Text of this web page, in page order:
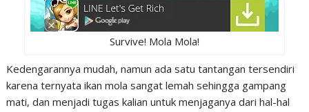
Survive! Mola Mola!
Kedengarannya mudah, namun ada satu tantangan tersendiri
karena ternyata ikan mola sangat lemah sehingga gampang
mati, dan menjadi tugas kalian untuk menjaganya dari hal-hal